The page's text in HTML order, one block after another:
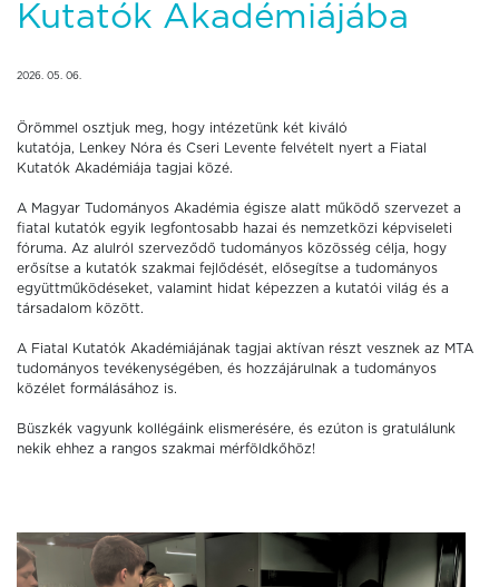
Kutatók Akadémiájába
2026. 05. 06.
Örömmel osztjuk meg, hogy intézetünk két kiváló
kutatója, Lenkey Nóra és Cseri Levente felvételt nyert a Fiatal
Kutatók Akadémiája tagjai közé.
A Magyar Tudományos Akadémia égisze alatt működő szervezet a
fiatal kutatók egyik legfontosabb hazai és nemzetközi képviseleti
fóruma. Az alulról szerveződő tudományos közösség célja, hogy
erősítse a kutatók szakmai fejlődését, elősegítse a tudományos
együttműködéseket, valamint hidat képezzen a kutatói világ és a
társadalom között.
A Fiatal Kutatók Akadémiájának tagjai aktívan részt vesznek az MTA
tudományos tevékenységében, és hozzájárulnak a tudományos
közélet formálásához is.
Büszkék vagyunk kollégáink elismerésére, és ezúton is gratulálunk
nekik ehhez a rangos szakmai mérföldkőhöz!